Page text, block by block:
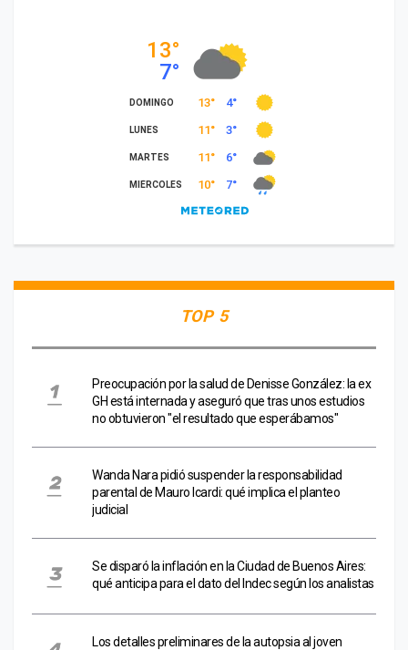
TOP 5
Preocupación por la salud de Denisse González: la ex
GH está internada y aseguró que tras unos estudios
no obtuvieron "el resultado que esperábamos"
Wanda Nara pidió suspender la responsabilidad
parental de Mauro Icardi: qué implica el planteo
judicial
Se disparó la inflación en la Ciudad de Buenos Aires:
qué anticipa para el dato del Indec según los analistas
Los detalles preliminares de la autopsia al joven